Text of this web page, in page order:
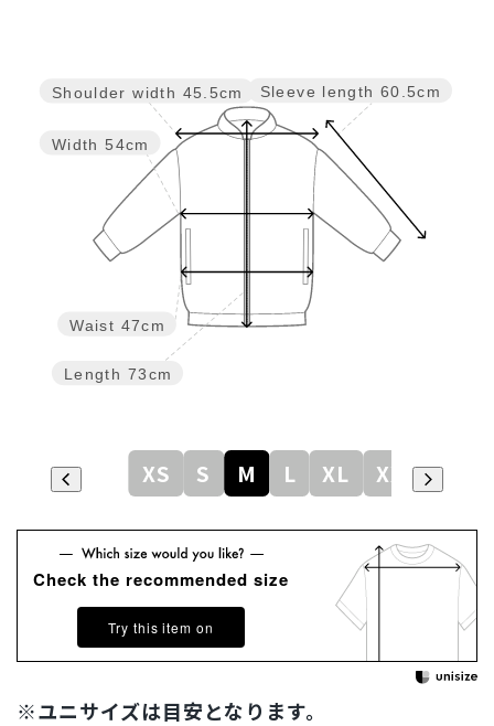
Sleeve length 60.5cm
Length 73cm
Waist 47cm
Width 54cm
Shoulder width 45.5cm
XS S M L XL XXL
Check the recommended size
Try this item on
※ユニサイズは目安となります。